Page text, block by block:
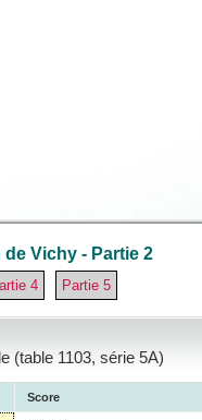
de Vichy - Partie 2
4 Partie 5
(table 1103, série 5A)
Score